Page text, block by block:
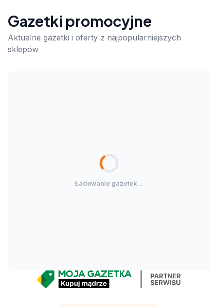
Gazetki promocyjne
Aktualne gazetki i oferty z najpopularniejszych
sklepów
Ładowanie gazetek...